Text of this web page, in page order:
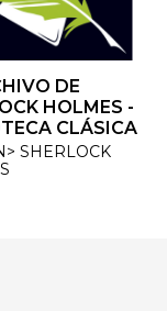
DE
HOLMES -
CLÁSICA
SHERLOCK
DE
HOLMES -
CLÁSICA
SHERLOCK